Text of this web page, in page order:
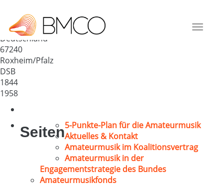
Toggle
1844“
Deutschland
67240
Roxheim/Pfalz
DSB
1844
1958
Seiten5-Punkte-Plan für die Amateurmusik
Aktuelles & Kontakt
Amateurmusik im Koalitionsvertrag
Amateurmusik in der
Engagementstrategie des Bundes
Amateurmusikfonds